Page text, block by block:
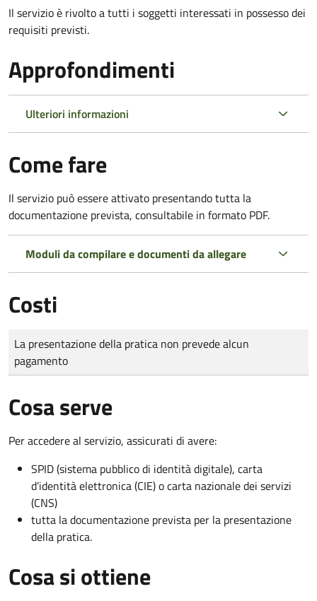
Il servizio è rivolto a tutti i soggetti interessati in possesso dei
requisiti previsti.
Approfondimenti
Ulteriori informazioni
Come fare
Il servizio può essere attivato presentando tutta la
documentazione prevista, consultabile in formato PDF.
Moduli da compilare e documenti da allegare
Costi
Tipo di pagamento
Importo
La presentazione della pratica non prevede alcun
pagamento
Cosa serve
Per accedere al servizio, assicurati di avere:
SPID (sistema pubblico di identità digitale), carta
d’identità elettronica (CIE) o carta nazionale dei servizi
(CNS)
tutta la documentazione prevista per la presentazione
della pratica.
Cosa si ottiene